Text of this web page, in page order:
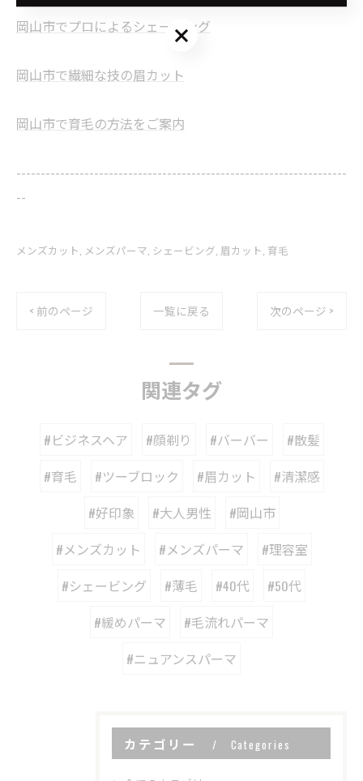
岡山市でプロによるシェービング
岡山市で繊細な技の眉カット
岡山市で育毛の方法をご案内
--------------------------------------------------------------------
--
メンズカット メンズパーマ シェービング 眉カット 育毛
< 前のページ 一覧に戻る 次のページ >
関連タグ
#ビジネスヘア #顔剃り #バーバー
#散髪
#育毛
#ツーブロック #眉カット
#清潔感
#好印象
#大人男性
#岡山市
#メンズカット
#メンズパーマ
#理容室
#シェービング
#薄毛 #40代
#50代
#緩めパーマ
#毛流れパーマ
#ニュアンスパーマ
カテゴリー Categories
ご予約はこちら